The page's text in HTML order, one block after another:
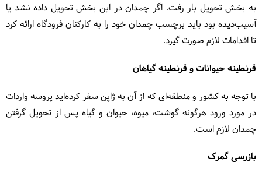
به بخش تحویل بار رفت. اگر چمدان در این بخش تحویل داده نشد یا
آسیب‌دیده بود باید برچسب چمدان خود را به کارکنان فرودگاه ارائه کرد
تا اقدامات لازم صورت گیرد.
قرنطینه حیوانات و قرنطینه گیاهان
با توجه به کشور و منطقه‌ای که از آن به ژاپن سفر کرده‌اید پروسه واردات
در مورد ورود هرگونه گوشت، میوه، حیوان و گیاه پس از تحویل گرفتن
چمدان لازم است.
بازرسی گمرک